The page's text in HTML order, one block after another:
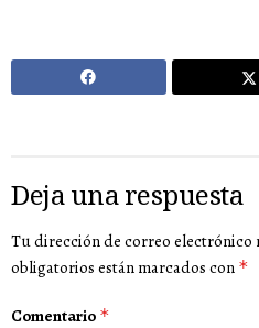
Deja una respuesta
Tu dirección de correo electrónico
obligatorios están marcados con *
Comentario *